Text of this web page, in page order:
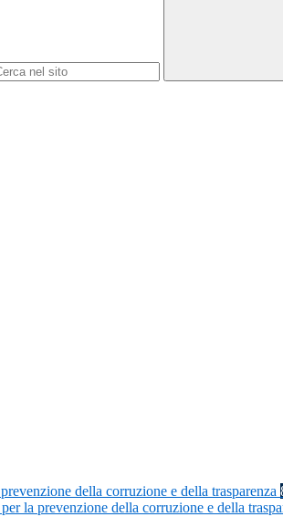
della corruzione e della trasparenza
la prevenzione della corruzione e della